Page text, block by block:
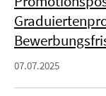
07.07.2025